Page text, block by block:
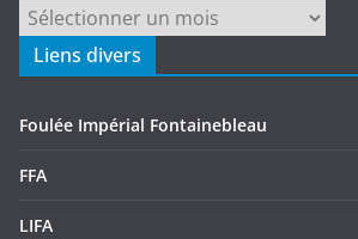
Archives
Liens divers
Foulée Impérial Fontainebleau
FFA
LIFA